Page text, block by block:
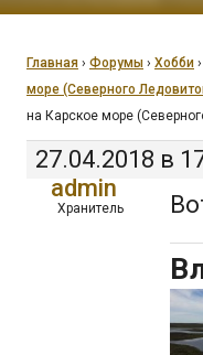
Главная › Форумы › Хобби ›
море (Северного
на Карское море
27.04.2018 в
admin
Хранитель